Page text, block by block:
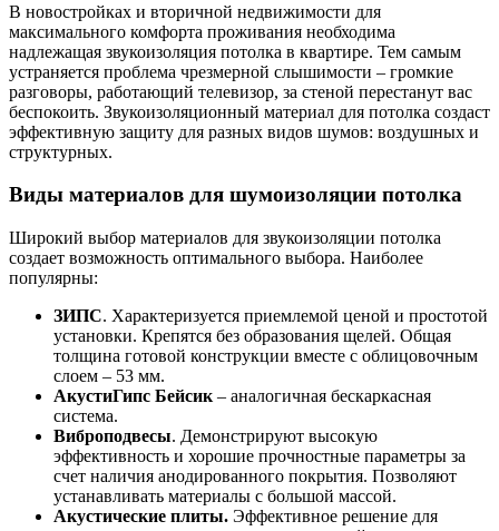
В новостройках и вторичной недвижимости для
максимального комфорта проживания необходима
надлежащая звукоизоляция потолка в квартире. Тем самым
устраняется проблема чрезмерной слышимости – громкие
разговоры, работающий телевизор, за стеной перестанут вас
беспокоить. Звукоизоляционный материал для потолка создаст
эффективную защиту для разных видов шумов: воздушных и
структурных.
Виды материалов для шумоизоляции потолка
Широкий выбор материалов для звукоизоляции потолка
создает возможность оптимального выбора. Наиболее
популярны:
ЗИПС. Характеризуется приемлемой ценой и простотой
установки. Крепятся без образования щелей. Общая
толщина готовой конструкции вместе с облицовочным
слоем – 53 мм.
АкустиГипс Бейсик – аналогичная бескаркасная
система.
Виброподвесы. Демонстрируют высокую
эффективность и хорошие прочностные параметры за
счет наличия анодированного покрытия. Позволяют
устанавливать материалы с большой массой.
Акустические плиты. Эффективное решение для